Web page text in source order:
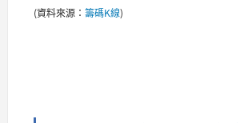
(資料來源： 籌碼K線)